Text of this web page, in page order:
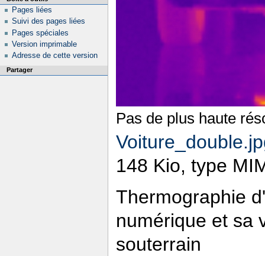
Pas de plus haute
148 Kio, type
Thermographie
numérique et sa
souterrain
Pages liées
Suivi des pages liées
Pages spéciales
Version imprimable
Adresse de cette version
Partager